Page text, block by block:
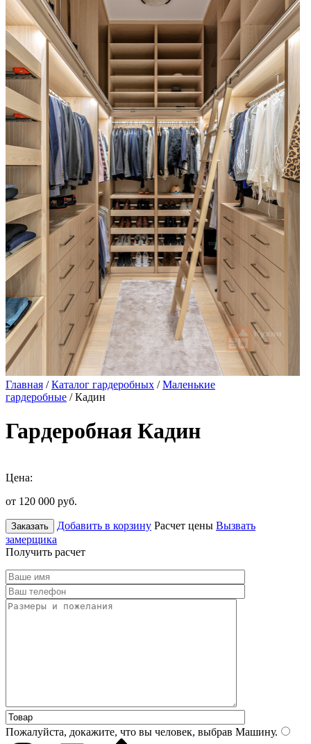
Главная /Каталог гардеробных /Маленькие
гардеробные / Кадин
Гардеробная Кадин
Цена:
от 120 000 руб.
Заказать Добавить в корзину Расчет цены Вызвать
замерщика
Получить расчет
Пожалуйста, докажите, что вы человек, выбрав Машину.